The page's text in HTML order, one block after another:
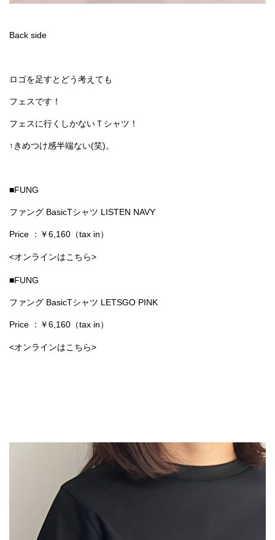
Back side
ロゴを足すとどう考えても
フェスです！
フェスに行くしかないＴシャツ！
↑きめつけ感半端ない(笑)。
■FUNG
ファング BasicTシャツ LISTEN NAVY
Price ：￥6,160（tax in）
<オンラインはこちら>
■FUNG
ファング BasicTシャツ LETSGO PINK
Price ：￥6,160（tax in）
<オンラインはこちら>